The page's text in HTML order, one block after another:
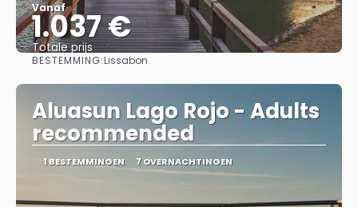
Vanaf
1.037 €
Totale prijs
BESTEMMING:Lissabon
Aluasun Lago Rojo - Adults
recommended
1 BESTEMMINGEN 7 OVERNACHTINGEN